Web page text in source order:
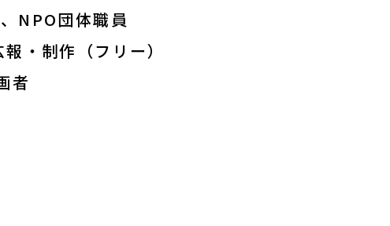
NPO団体職員
・制作（フリー）
者